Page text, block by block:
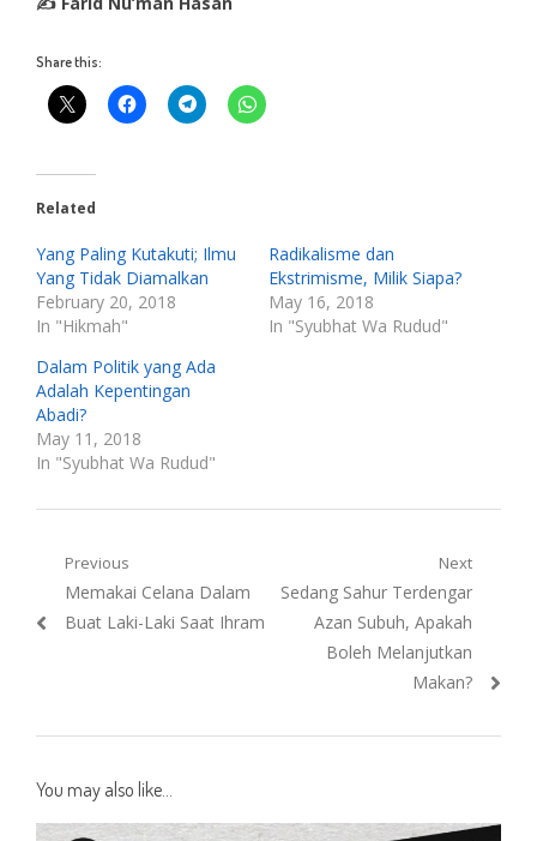
Share this:
Related
Yang Paling Kutakuti; Ilmu
Yang Tidak Diamalkan
February 20, 2018
In "Hikmah"
Radikalisme dan
Ekstrimisme, Milik Siapa?
May 16, 2018
In "Syubhat Wa Rudud"
Dalam Politik yang Ada
Adalah Kepentingan
Abadi?
May 11, 2018
In "Syubhat Wa Rudud"
Post
navigation
Previous
Previous
post:
Memakai Celana Dalam
Buat Laki-Laki Saat Ihram
Next
Next
post:
Sedang Sahur Terdengar
Azan Subuh, Apakah
Boleh Melanjutkan
Makan?
You may also like...